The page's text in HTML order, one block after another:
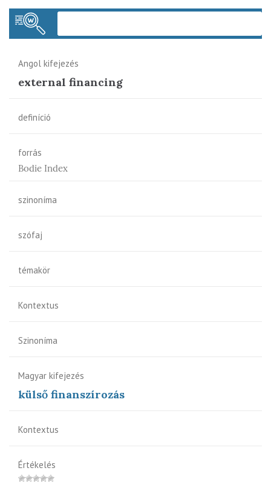
Angol kifejezés
external financing
definíció
forrás
Bodie Index
szinoníma
szófaj
témakör
Kontextus
Szinoníma
Magyar kifejezés
külső finanszírozás
Kontextus
Értékelés